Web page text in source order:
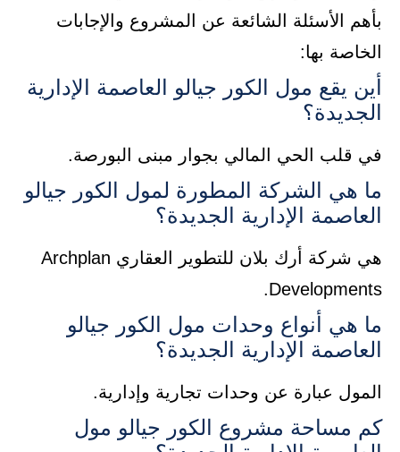
بأهم الأسئلة الشائعة عن المشروع والإجابات
الخاصة بها:
أين يقع مول الكور جيالو العاصمة الإدارية
الجديدة؟
في قلب الحي المالي بجوار مبنى البورصة.
ما هي الشركة المطورة لمول الكور جيالو
العاصمة الإدارية الجديدة؟
هي شركة أرك بلان للتطوير العقاري Archplan
Developments.
ما هي أنواع وحدات مول الكور جيالو
العاصمة الإدارية الجديدة؟
المول عبارة عن وحدات تجارية وإدارية.
كم مساحة مشروع الكور جيالو مول